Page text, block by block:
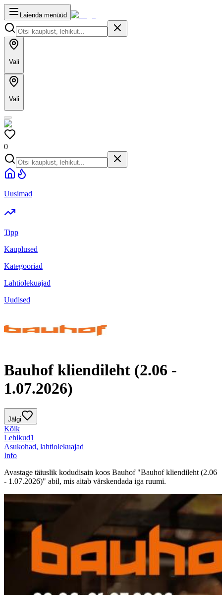
Laienda menüüd
Vali
Vali
0
Uusimad
Tipp
Kauplused
Kategooriad
Lahtiolekuajad
Uudised
Bauhof kliendileht (2.06 -
1.07.2026)
Jälgi
Kõik
Lehikud1
Asukohad, lahtiolekuajad
Info
Avastage täiuslik kodudisain koos Bauhof "Bauhof kliendileht (2.06
- 1.07.2026)" abil, mis aitab värskendada iga ruumi.